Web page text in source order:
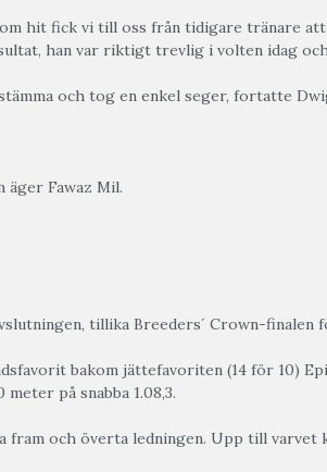
hit fick vi till oss från tidigare tränare
han var riktigt trevlig i volten idag
och tog en enkel seger, fortatte
äger Fawaz Mil.
tillika Breeders´ Crown-finalen
bakom jättefavoriten (14 för 10)
på snabba 1.08,3.
fram och överta ledningen. Upp till